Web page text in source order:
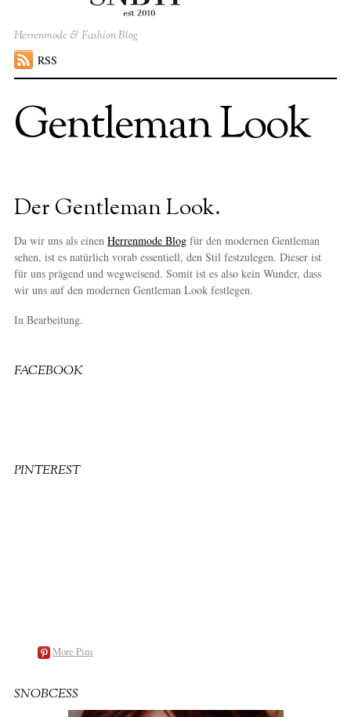
Herrenmode & Fashion Blog
RSS
Gentleman Look
Der Gentleman Look.
Da wir uns als einen Herrenmode Blogfür den modernen Gentleman
sehen, ist es natürlich vorab essentiell, den Stil festzulegen. Dieser ist
für uns prägend und wegweisend. Somit ist es also kein Wunder, dass
wir uns auf den modernen Gentleman Look festlegen.
In Bearbeitung.
FACEBOOK
PINTEREST
More Pins
SNOBCESS